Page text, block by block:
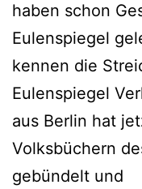
haben schon
Eulenspiegel
kennen die
Eulenspiegel
aus Berlin hat
Volksbüchern
gebündelt und